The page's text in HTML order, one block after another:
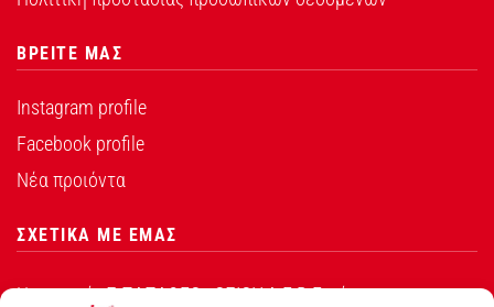
ΒΡΕΙΤΕ ΜΑΣ
Instagram profile
Facebook profile
Νέα προιόντα
ΣΧΕΤΙΚΑ ΜΕ ΕΜΑΣ
Η εταιρεία Σ.ΠΑΠΑΘΕΟ∆ΟΣΙΟΥ Α.Ε.Β.Ε. είναι ο